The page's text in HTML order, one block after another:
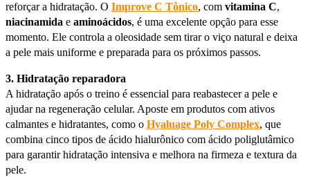
reforçar a hidratação. O Improve C Tônico, com vitamina C,
niacinamida e aminoácidos, é uma excelente opção para esse
momento. Ele controla a oleosidade sem tirar o viço natural e deixa
a pele mais uniforme e preparada para os próximos passos.
3. Hidratação reparadora
A hidratação após o treino é essencial para reabastecer a pele e
ajudar na regeneração celular. Aposte em produtos com ativos
calmantes e hidratantes, como o Hyaluage Poly Complex, que
combina cinco tipos de ácido hialurônico com ácido poliglutâmico
para garantir hidratação intensiva e melhora na firmeza e textura da
pele.